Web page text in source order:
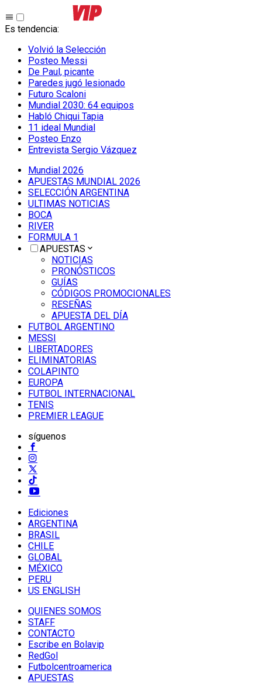
Es tendencia:
Volvió la Selección
Posteo Messi
De Paul, picante
Paredes jugó lesionado
Futuro Scaloni
Mundial 2030: 64 equipos
Habló Chiqui Tapia
11 ideal Mundial
Posteo Enzo
Entrevista Sergio Vázquez
Mundial 2026
APUESTAS MUNDIAL 2026
SELECCIÓN ARGENTINA
ULTIMAS NOTICIAS
BOCA
RIVER
FORMULA 1
APUESTAS
NOTICIAS
PRONÓSTICOS
GUÍAS
CÓDIGOS PROMOCIONALES
RESEÑAS
APUESTA DEL DÍA
FUTBOL ARGENTINO
MESSI
LIBERTADORES
ELIMINATORIAS
COLAPINTO
EUROPA
FUTBOL INTERNACIONAL
TENIS
PREMIER LEAGUE
síguenos
Ediciones
ARGENTINA
BRASIL
CHILE
GLOBAL
MÉXICO
PERU
US ENGLISH
QUIENES SOMOS
STAFF
CONTACTO
Escribe en Bolavip
RedGol
Futbolcentroamerica
APUESTAS